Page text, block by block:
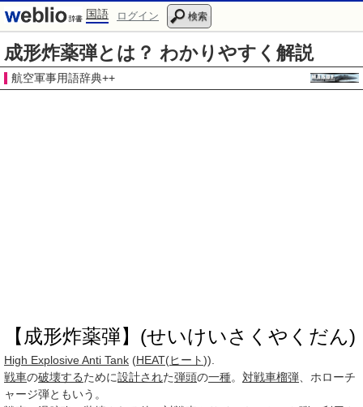
国語 ログイン 検索
成形炸薬弾とは？ わかりやすく解説
航空軍事用語辞典++
【成形炸薬弾】(せいけいさくやくだん)
High Explosive Anti Tank (HEAT(ヒート)).
戦車の破壊するために設計された弾頭の一種。 対戦車榴弾 、ホローチ
ャージ弾ともいう。